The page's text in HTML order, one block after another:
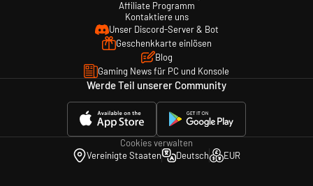
Affiliate Programm
Kontaktiere uns
Unser Discord-Server & Bot
Geschenkkarte einlösen
Blog
Gaming News für PC und Konsole
Werde Teil unserer Community
Cookies verwalten
Vereinigte Staaten
Deutsch EUR